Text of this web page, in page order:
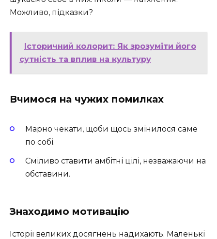
Можливо, підказки?
Історичний колорит: Як зрозуміти його
сутність та вплив на культуру
Вчимося на чужих помилках
Марно чекати, щоби щось змінилося саме
по собі.
Сміливо ставити амбітні цілі, незважаючи на
обставини.
Знаходимо мотивацію
Історії великих досягнень надихають. Маленькі